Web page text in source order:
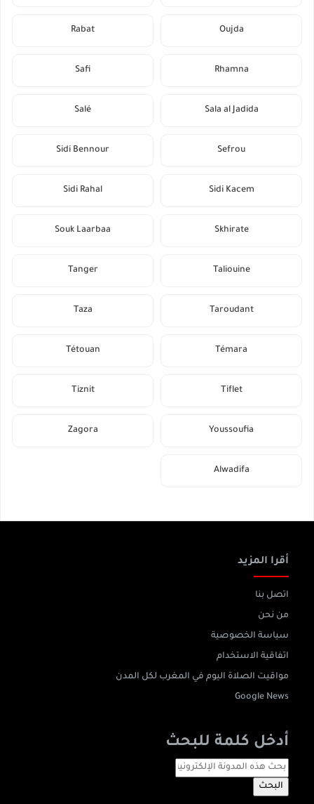
Oujda
Rabat
Rhamna
Safi
Sala al Jadida
Salé
Sefrou
Sidi Bennour
Sidi Kacem
Sidi Rahal
Skhirate
Souk Laarbaa
Taliouine
Tanger
Taroudant
Taza
Témara
Tétouan
Tiflet
Tiznit
Youssoufia
Zagora
Alwadifa
أقرا المزيد
اتصل بنا
من نحن
سياسة الخصوصية
اتفاقية الاستخدام
مواقيت الصلاة اليوم في المغرب لكل المدن
Google News
أدخل كلمة للبحث